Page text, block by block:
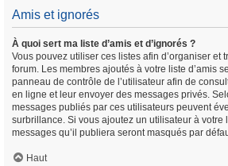
Amis et ignorés
À quoi sert ma liste d’amis et d’ignorés ?
Vous pouvez utiliser ces listes afin d’organiser et
forum. Les membres ajoutés à votre liste d’amis
panneau de contrôle de l’utilisateur afin de
en ligne et leur envoyer des messages privés.
messages publiés par ces utilisateurs peuvent
surbrillance. Si vous ajoutez un utilisateur à votre
messages qu’il publiera seront masqués par
Haut